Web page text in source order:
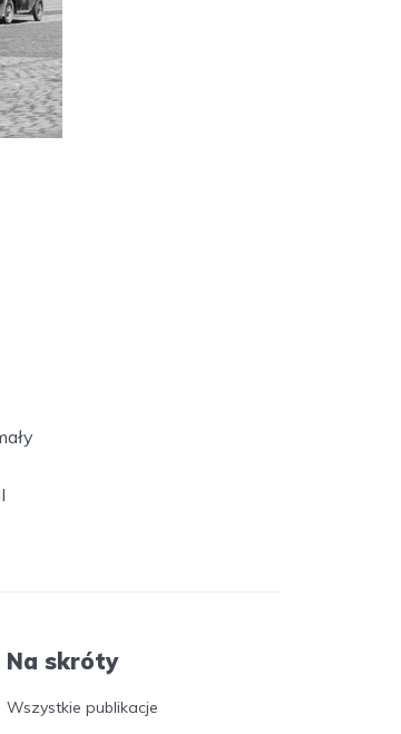
Na skróty
Wszystkie publikacje